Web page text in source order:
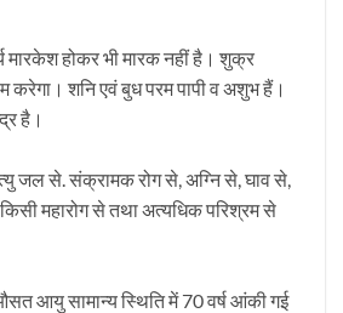
मारकेश होकर भी मारक नहीं है। शुक्र
करेगा। शनि एवं बुध परम पापी व अशुभ हैं।
है।
जल से. संक्रामक रोग से, अग्नि से, घाव से,
महारोग से तथा अत्यधिक परिश्रम से
आयु सामान्य स्थिति में 70 वर्ष आंकी गई